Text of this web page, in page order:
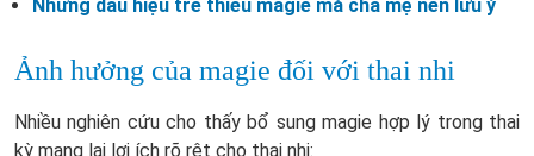
Những dấu hiệu trẻ thiếu magie mà cha mẹ nên lưu ý
Ảnh hưởng của magie đối với thai nhi
Nhiều nghiên cứu cho thấy bổ sung magie hợp lý trong thai
kỳ mang lại lợi ích rõ rệt cho thai nhi: